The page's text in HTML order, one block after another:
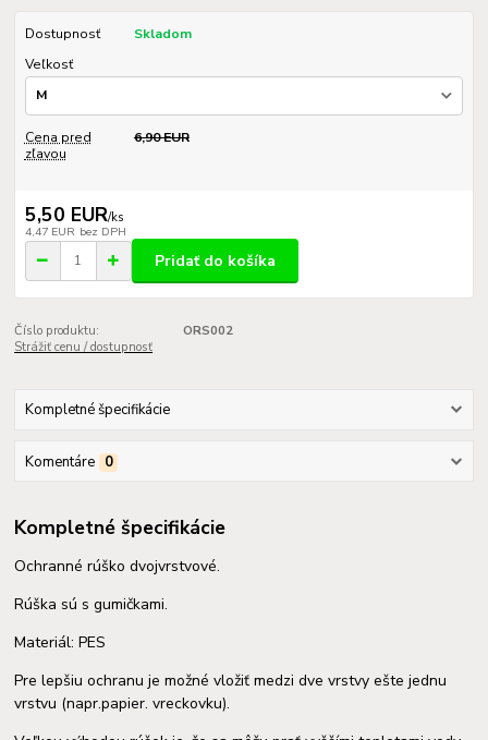
Dostupnosť
Skladom
Veľkosť
Cena pred
zľavou
6,90 EUR
5,50 EUR/ks
4,47 EUR bez DPH
Pridať do košíka
Číslo produktu:
ORS002
Strážiť cenu / dostupnosť
Kompletné špecifikácie
Komentáre 0
Kompletné špecifikácie
Ochranné rúško dvojvrstvové.
Rúška sú s gumičkami.
Materiál: PES
Pre lepšiu ochranu je možné vložiť medzi dve vrstvy ešte jednu
vrstvu (napr.papier. vreckovku).